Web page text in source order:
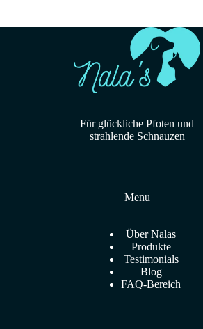
Für glückliche Pfoten und
strahlende Schnauzen
Menu
Über Nalas
Produkte
Testimonials
Blog
FAQ-Bereich